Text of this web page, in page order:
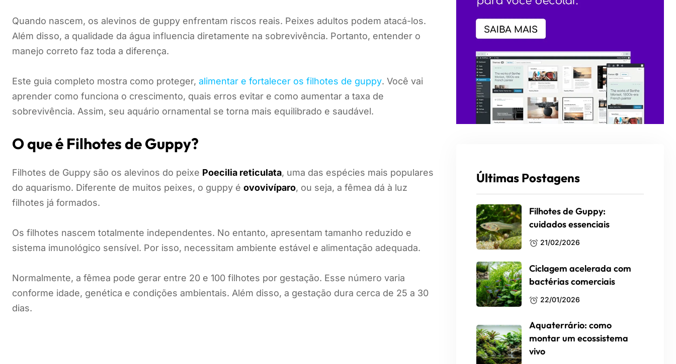
Quando nascem, os alevinos de guppy enfrentam riscos reais. Peixes adultos podem atacá-los.
Além disso, a qualidade da água influencia diretamente na sobrevivência. Portanto, entender o
manejo correto faz toda a diferença.
Este guia completo mostra como proteger, alimentar e fortalecer os filhotes de guppy. Você vai
aprender como funciona o crescimento, quais erros evitar e como aumentar a taxa de
sobrevivência. Assim, seu aquário ornamental se torna mais equilibrado e saudável.
O que é Filhotes de Guppy?
Filhotes de Guppy são os alevinos do peixe Poecilia reticulata, uma das espécies mais populares
do aquarismo. Diferente de muitos peixes, o guppy é ovovivíparo, ou seja, a fêmea dá à luz
filhotes já formados.
Os filhotes nascem totalmente independentes. No entanto, apresentam tamanho reduzido e
sistema imunológico sensível. Por isso, necessitam ambiente estável e alimentação adequada.
Normalmente, a fêmea pode gerar entre 20 e 100 filhotes por gestação. Esse número varia
conforme idade, genética e condições ambientais. Além disso, a gestação dura cerca de 25 a 30
dias.
Últimas Postagens
Filhotes de Guppy:
cuidados essenciais
21/02/2026
Ciclagem acelerada com
bactérias comerciais
22/01/2026
Aquaterrário: como
montar um ecossistema
vivo